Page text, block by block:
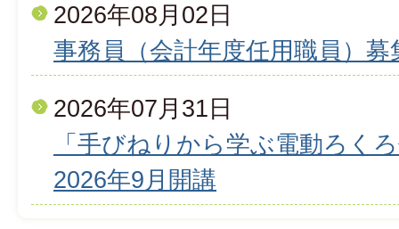
2026年08月02日
事務員（会計年度任用職員）募
2026年07月31日
「手びねりから学ぶ電動ろく
2026年9月開講